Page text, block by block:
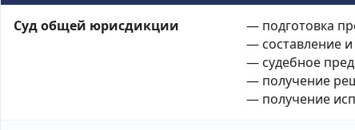
Суд общей юрисдикции
— подготовка
— составление и
— судебное
— получение
— получение